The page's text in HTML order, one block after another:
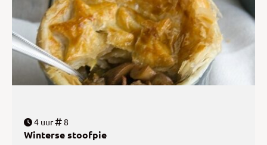
4 uur 8
Winterse stoofpie